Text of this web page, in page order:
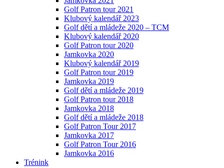
Golf Patron tour 2021
Klubový kalendář 2023
Golf dětí a mládeže 2020 – TCM
Klubový kalendář 2020
Golf Patron tour 2020
Jamkovka 2020
Klubový kalendář 2019
Golf Patron tour 2019
Jamkovka 2019
Golf dětí a mládeže 2019
Golf Patron tour 2018
Jamkovka 2018
Golf dětí a mládeže 2018
Golf Patron Tour 2017
Jamkovka 2017
Golf Patron Tour 2016
Jamkovka 2016
Trénink